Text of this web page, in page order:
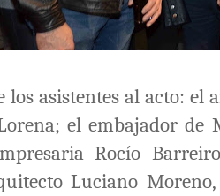
al acto: el
el embajador de
Rocío
Luciano